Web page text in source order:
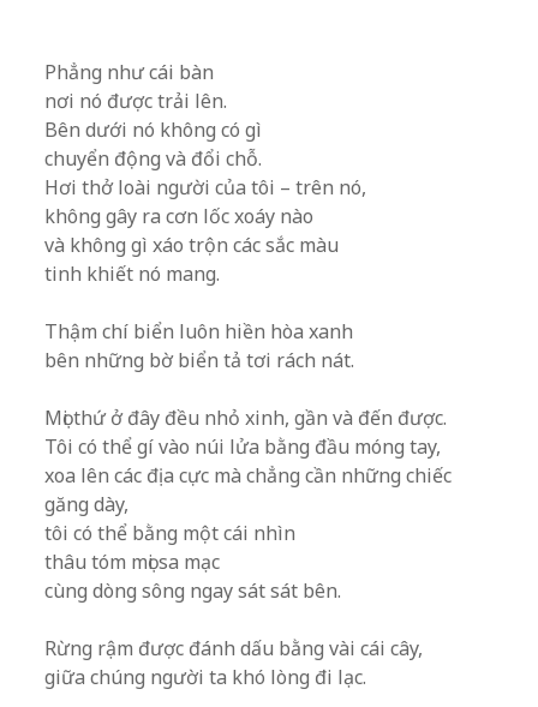
Phẳng như cái bàn
nơi nó được trải lên.
Bên dưới nó không có gì
chuyển động và đổi chỗ.
Hơi thở loài người của tôi – trên nó,
không gây ra cơn lốc xoáy nào
và không gì xáo trộn các sắc màu
tinh khiết nó mang.
Thậm chí biển luôn hiền hòa xanh
bên những bờ biển tả tơi rách nát.
Mọi thứ ở đây đều nhỏ xinh, gần và đến được.
Tôi có thể gí vào núi lửa bằng đầu móng tay,
xoa lên các địa cực mà chẳng cần những chiếc
găng dày,
tôi có thể bằng một cái nhìn
thâu tóm mọi sa mạc
cùng dòng sông ngay sát sát bên.
Rừng rậm được đánh dấu bằng vài cái cây,
giữa chúng người ta khó lòng đi lạc.